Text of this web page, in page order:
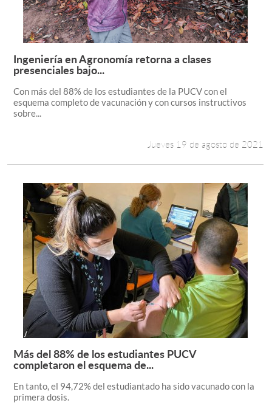
Leer más +
Ingeniería en Agronomía retorna a clases
presenciales bajo...
Con más del 88% de los estudiantes de la PUCV con el
esquema completo de vacunación y con cursos instructivos
sobre...
Jueves 19 de agosto de 2021
Leer más +
Más del 88% de los estudiantes PUCV
completaron el esquema de...
En tanto, el 94,72% del estudiantado ha sido vacunado con la
primera dosis.